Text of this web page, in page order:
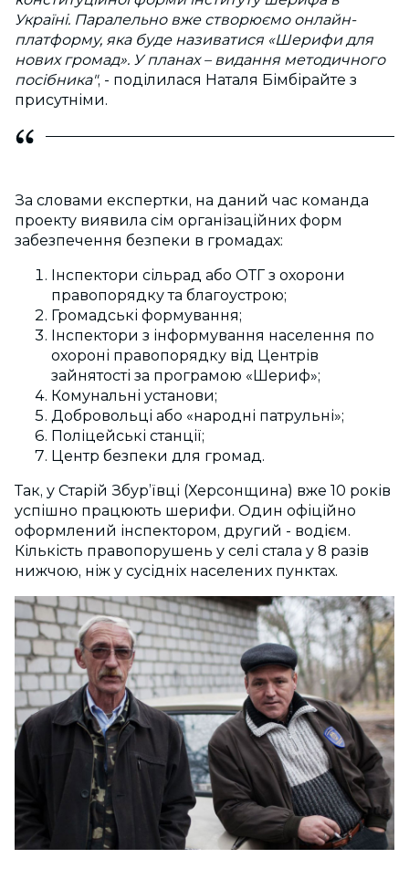
Україні. Паралельно вже створюємо онлайн-
платформу, яка буде називатися «Шерифи для
нових громад». У планах – видання методичного
посібника", - поділилася Наталя Бімбірайте з
присутніми.
За словами експертки, на даний час команда
проекту виявила сім організаційних форм
забезпечення безпеки в громадах:
Інспектори сільрад або ОТГ з охорони
правопорядку та благоустрою;
Громадські формування;
Інспектори з інформування населення по
охороні правопорядку від Центрів
зайнятості за програмою «Шериф»;
Комунальні установи;
Добровольці або «народні патрульні»;
Поліцейські станції;
Центр безпеки для громад.
Так, у Старій Збур’ївці (Херсонщина) вже 10 років
успішно працюють шерифи. Один офіційно
оформлений інспектором, другий - водієм.
Кількість правопорушень у селі стала у 8 разів
нижчою, ніж у сусідніх населених пунктах.